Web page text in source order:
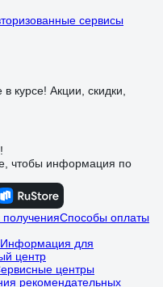
сервисы
в курсе! Акции, скидки,
чтобы информация по
Способы оплаты
Информация для
центр
центры
рекомендательных